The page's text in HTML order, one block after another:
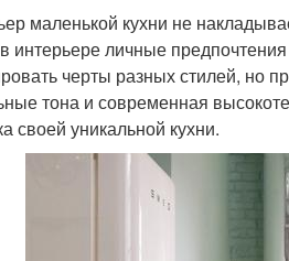
маленькой кухни не
интерьере личные
черты разных стилей, но
тона и современная
своей уникальной кухни.